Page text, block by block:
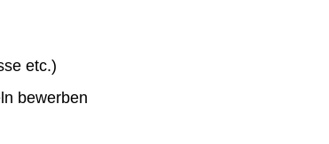
etc.)
bewerben